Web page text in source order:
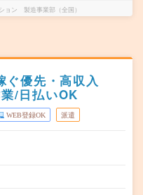
ョン 製造事業部（全国）
ぐ優先・高収入
/日払いOK
WEB登録OK 派遣